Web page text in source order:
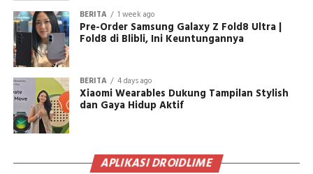
BERITA 1 week ago
Pre-Order Samsung Galaxy Z Fold8 Ultra |
Fold8 di Blibli, Ini Keuntungannya
BERITA 4 days ago
Xiaomi Wearables Dukung Tampilan Stylish
dan Gaya Hidup Aktif
APLIKASI DROIDLIME